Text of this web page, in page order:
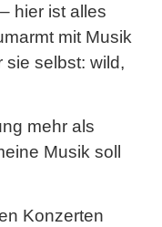
hier ist alles
mit Musik
sie selbst: wild,
mehr als
Musik soll
Konzerten